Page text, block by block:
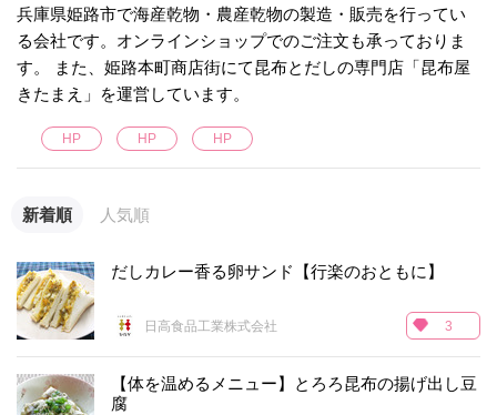
兵庫県姫路市で海産乾物・農産乾物の製造・販売を行ってい
る会社です。オンラインショップでのご注文も承っておりま
す。 また、姫路本町商店街にて昆布とだしの専門店「昆布屋
きたまえ」を運営しています。
HP HP HP
新着順 人気順
だしカレー香る卵サンド【行楽のおともに】
日高食品工業株式会社 3
【体を温めるメニュー】とろろ昆布の揚げ出し豆
腐